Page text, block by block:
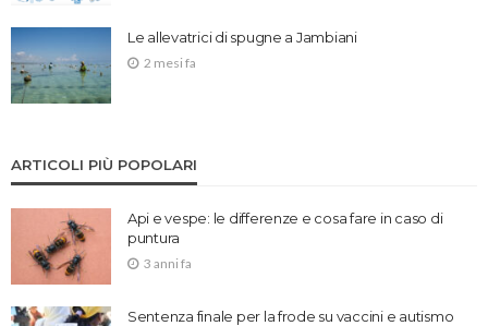
Le allevatrici di spugne a Jambiani
2 mesi fa
ARTICOLI PIÙ POPOLARI
Api e vespe: le differenze e cosa fare in caso di
puntura
3 anni fa
Sentenza finale per la frode su vaccini e autismo